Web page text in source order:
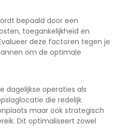
bepaald door een
toegankelijkheid en
deze factoren tegen je
om de optimale
dagelijkse operaties als
die redelijk
maar ook strategisch
Dit optimaliseert zowel